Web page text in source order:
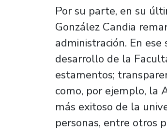
Por su parte, en su
González Candia
administración. En
desarrollo de la
estamentos;
como, por ejemplo, la
más exitoso de la
personas, entre otros